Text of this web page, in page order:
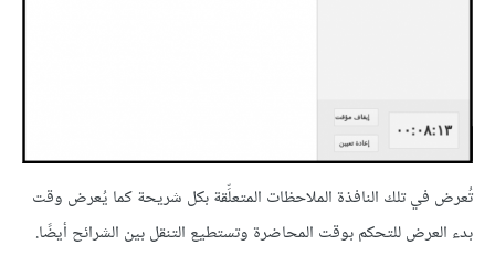
تُعرض في تلك النافذة الملاحظات المتعلِّقة بكل شريحة كما يُعرض وقت
بدء العرض للتحكم بوقت المحاضرة وتستطيع التنقل بين الشرائح أيضًا.